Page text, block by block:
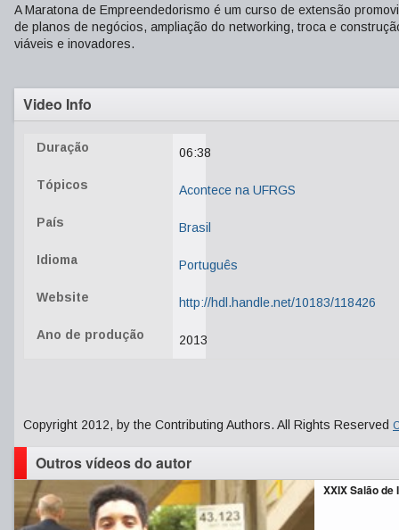
A Maratona de Empreendedorismo é um curso de extensão
de planos de negócios, ampliação do networking, troca e
viáveis e inovadores.
Video Info
Duração 06:38
Tópicos Acontece na UFRGS
País Brasil
Idioma Português
Website http://hdl.handle.net/10183/118426
Ano de produção 2013
Copyright 2012, by the Contributing Authors. All Rights Reserved
Outros vídeos do autor
XXIX Salão